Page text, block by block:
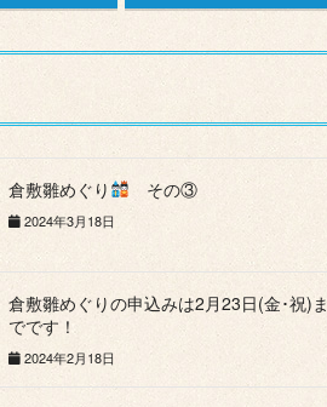
倉敷雛めぐり その③
2024年3月18日
倉敷雛めぐりの申込みは2月23日(金･祝)ま
でです！
2024年2月18日